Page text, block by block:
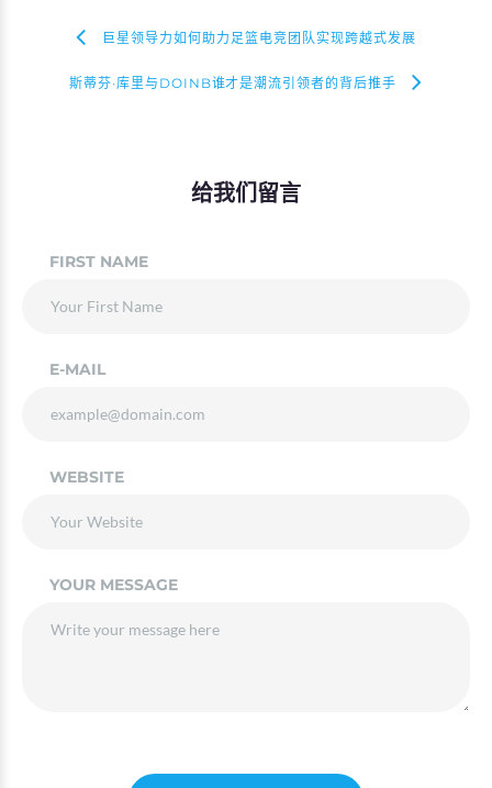
巨星领导力如何助力足篮电竞团队实现跨越式发展
斯蒂芬·库里与DOINB谁才是潮流引领者的背后推手
给我们留言
FIRST NAME
E-MAIL
WEBSITE
YOUR MESSAGE